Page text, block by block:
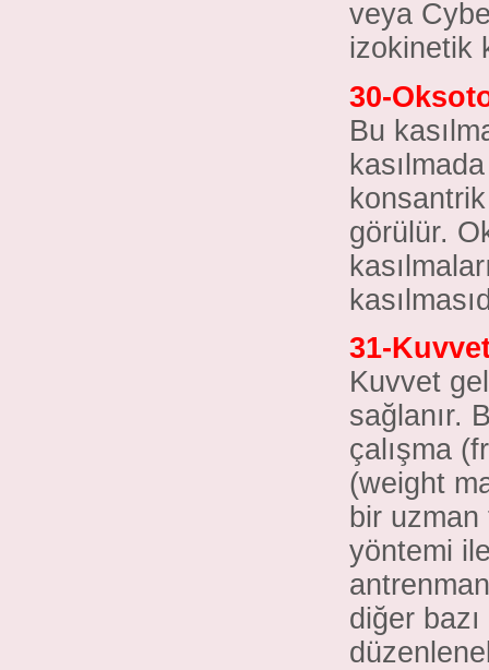
veya
izokinetik
30-
Bu
kasılmada
görülür.
31-
Kuvvet
sağlanır.
çalışma
(weight
bir uzman
yöntemi
diğer